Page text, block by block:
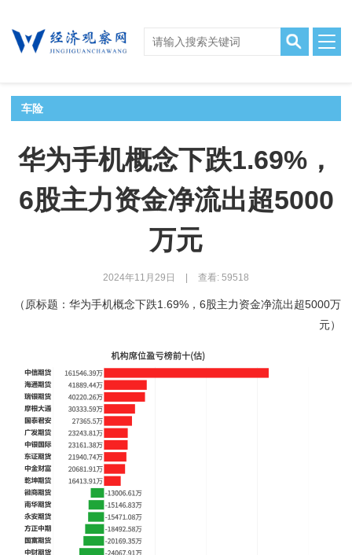
车险
华为手机概念下跌1.69%，
6股主力资金净流出超5000
万元
2024年11月29日 查看: 59518
（原标题：华为手机概念下跌1.69%，6股主力资金净流出超5000万
元）